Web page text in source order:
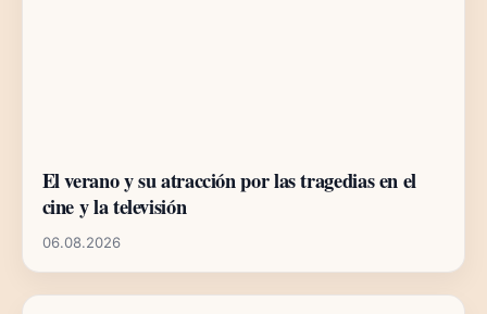
El verano y su atracción por las tragedias en el
cine y la televisión
06.08.2026